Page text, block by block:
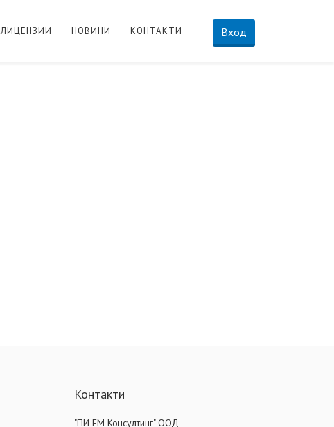
Вход
ЛИЦЕНЗИИ НОВИНИ КОНТАКТИ
Контакти
"ПИ ЕМ Консултинг" ООД